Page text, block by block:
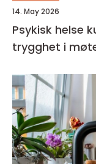
14. May 2026
Psykisk helse kurs kunnskap
trygghet i